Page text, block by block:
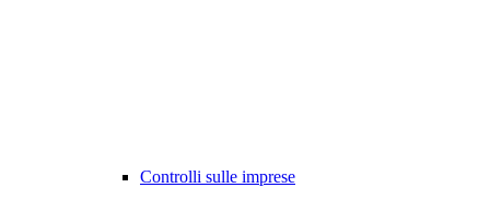
Controlli sulle imprese